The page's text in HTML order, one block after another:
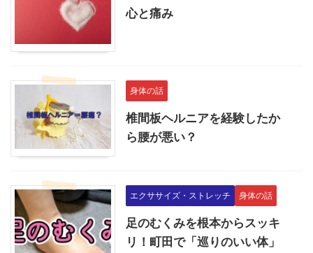
心と痛み
身体の話
椎間板ヘルニアを経験したか
ら腰が悪い？
エクササイズ・ストレッチ 身体の話
足のむくみを根本からスッキ
リ！町田で「巡りのいい体」